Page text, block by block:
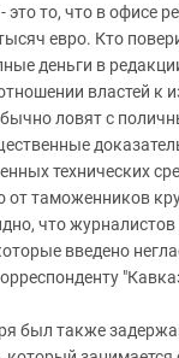
это то, что в офисе
евро. Кто
деньги в
властей к
ловят с
технических
от таможенников
что журналистов
введено
был также